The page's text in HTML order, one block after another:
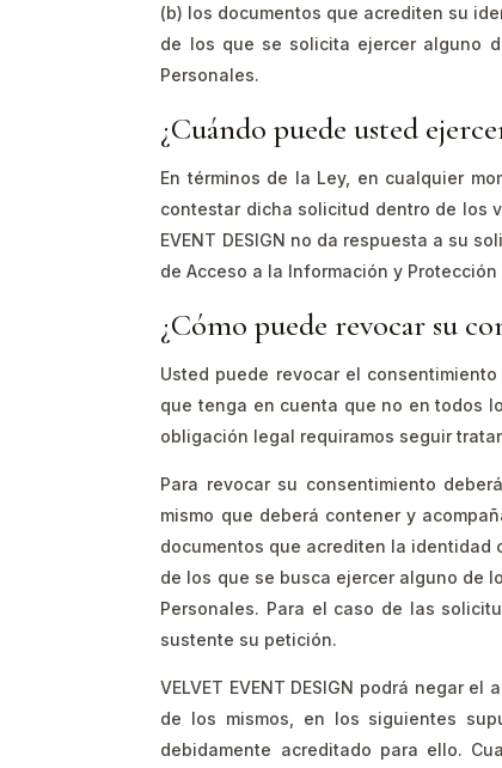
(b) los documentos que acrediten su
de los que se solicita ejercer alguno
Personales.
¿Cuándo puede usted
En términos de la Ley, en cualquier
contestar dicha solicitud dentro de los
EVENT DESIGN no da respuesta a su
de Acceso a la Información y Protección
¿Cómo puede revocar su
Usted puede revocar el
que tenga en cuenta que no en todos
obligación legal requiramos seguir
Para revocar su consentimiento
mismo que deberá contener y
documentos que acrediten la identidad
de los que se busca ejercer alguno de
Personales. Para el caso de las
sustente su petición.
VELVET EVENT DESIGN podrá negar
de los mismos, en los siguientes
debidamente acreditado para ello.